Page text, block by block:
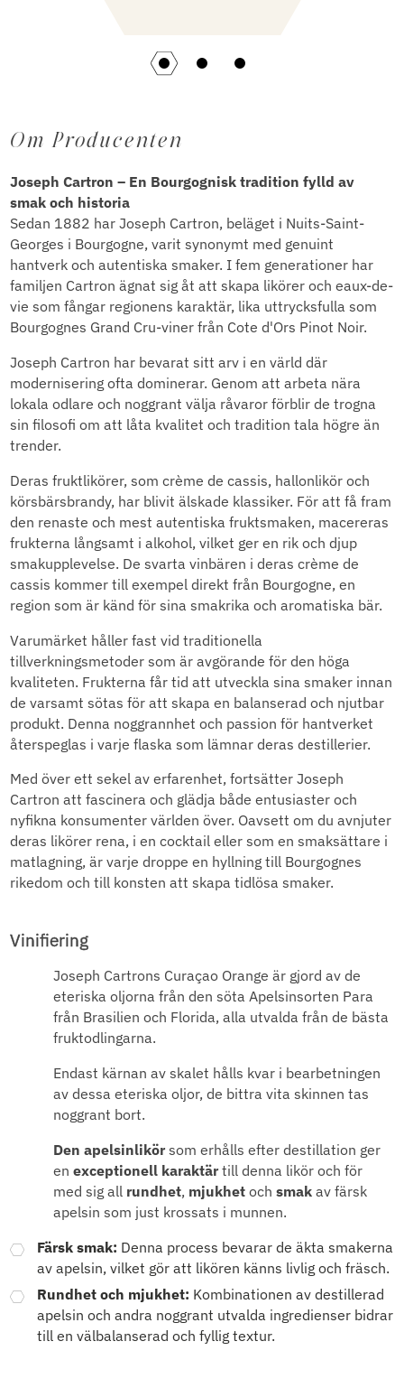
Om Producenten
Joseph Cartron – En Bourgognisk tradition fylld av
smak och historia
Sedan 1882 har Joseph Cartron, beläget i Nuits-Saint-
Georges i Bourgogne, varit synonymt med genuint
hantverk och autentiska smaker. I fem generationer har
familjen Cartron ägnat sig åt att skapa likörer och eaux-de-
vie som fångar regionens karaktär, lika uttrycksfulla som
Bourgognes Grand Cru-viner från Cote d'Ors Pinot Noir.
Joseph Cartron har bevarat sitt arv i en värld där
modernisering ofta dominerar. Genom att arbeta nära
lokala odlare och noggrant välja råvaror förblir de trogna
sin filosofi om att låta kvalitet och tradition tala högre än
trender.
Deras fruktlikörer, som crème de cassis, hallonlikör och
körsbärsbrandy, har blivit älskade klassiker. För att få fram
den renaste och mest autentiska fruktsmaken, macereras
frukterna långsamt i alkohol, vilket ger en rik och djup
smakupplevelse. De svarta vinbären i deras crème de
cassis kommer till exempel direkt från Bourgogne, en
region som är känd för sina smakrika och aromatiska bär.
Varumärket håller fast vid traditionella
tillverkningsmetoder som är avgörande för den höga
kvaliteten. Frukterna får tid att utveckla sina smaker innan
de varsamt sötas för att skapa en balanserad och njutbar
produkt. Denna noggrannhet och passion för hantverket
återspeglas i varje flaska som lämnar deras destillerier.
Med över ett sekel av erfarenhet, fortsätter Joseph
Cartron att fascinera och glädja både entusiaster och
nyfikna konsumenter världen över. Oavsett om du avnjuter
deras likörer rena, i en cocktail eller som en smaksättare i
matlagning, är varje droppe en hyllning till Bourgognes
rikedom och till konsten att skapa tidlösa smaker.
Vinifiering
Joseph Cartrons Curaçao Orange är gjord av de
eteriska oljorna från den söta Apelsinsorten Para
från Brasilien och Florida, alla utvalda från de bästa
fruktodlingarna.
Endast kärnan av skalet hålls kvar i bearbetningen
av dessa eteriska oljor, de bittra vita skinnen tas
noggrant bort.
Den apelsinlikör som erhålls efter destillation ger
enexceptionell karaktär till denna likör och för
med sig all rundhet, mjukhet ochsmak av färsk
apelsin som just krossats i munnen.
Färsk smak: Denna process bevarar de äkta smakerna
av apelsin, vilket gör att likören känns livlig och fräsch.
Rundhet och mjukhet: Kombinationen av destillerad
apelsin och andra noggrant utvalda ingredienser bidrar
till en välbalanserad och fyllig textur.